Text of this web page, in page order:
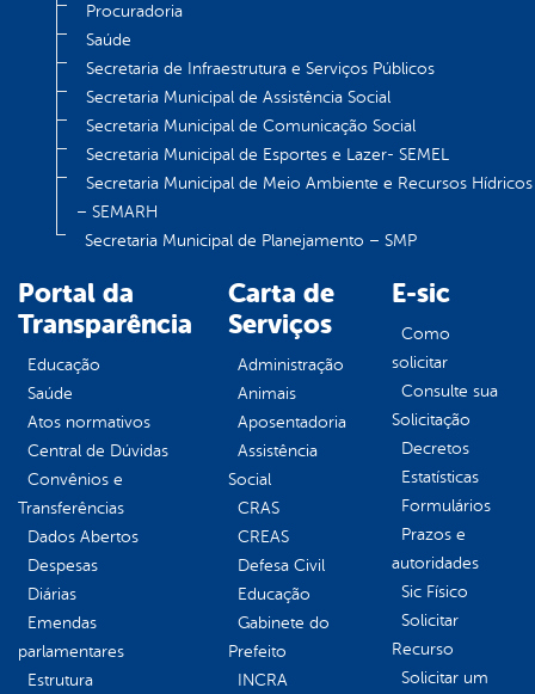
Procuradoria
Saúde
Secretaria de Infraestrutura e Serviços Públicos
Secretaria Municipal de Assistência Social
Secretaria Municipal de Comunicação Social
Secretaria Municipal de Esportes e Lazer- SEMEL
Secretaria Municipal de Meio Ambiente e Recursos Hídricos
– SEMARH
Secretaria Municipal de Planejamento – SMP
Portal da
Transparência
Educação
Saúde
Atos normativos
Central de Dúvidas
Convênios e
Transferências
Dados Abertos
Despesas
Diárias
Emendas
parlamentares
Estrutura
Carta de
Serviços
Administração
Animais
Aposentadoria
Assistência
Social
CRAS
CREAS
Defesa Civil
Educação
Gabinete do
Prefeito
INCRA
E-sic
Como
solicitar
Consulte sua
Solicitação
Decretos
Estatísticas
Formulários
Prazos e
autoridades
Sic Físico
Solicitar
Recurso
Solicitar um